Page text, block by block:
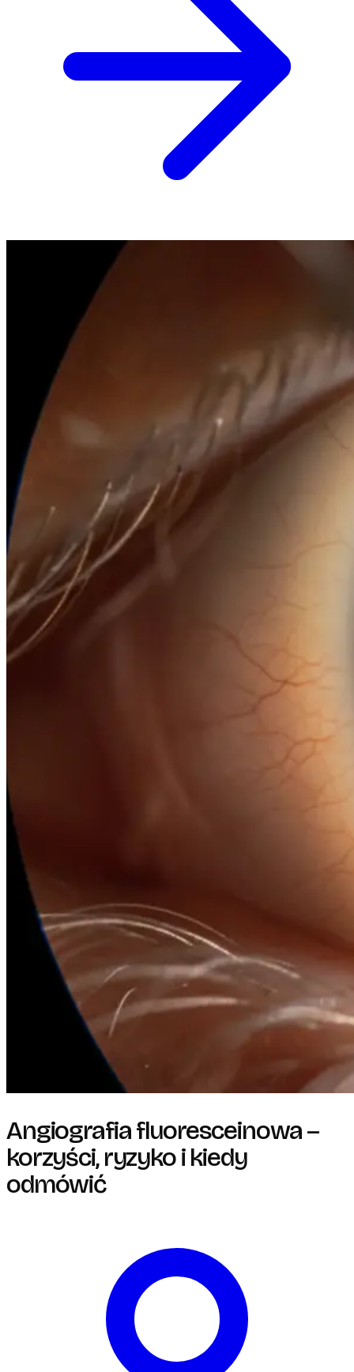
Angiografia fluoresceinowa –
korzyści, ryzyko i kiedy
odmówić